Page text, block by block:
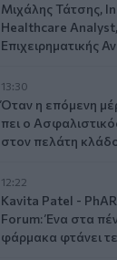
Μιχάλης Τάτσης,
Healthcare Analyst,
Επιχειρηματικής
13:30
Όταν η επόμενη
πει ο
στον πελάτη
12:22
Kavita Patel -
Forum: Ένα στα
φάρμακα φτάνει